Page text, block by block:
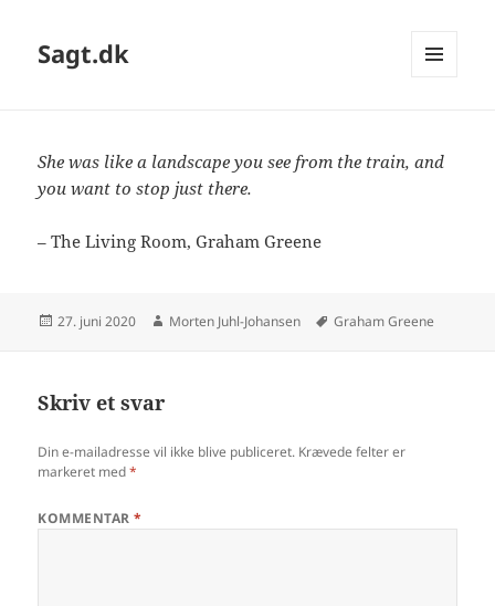
Sagt.dk
She was like a landscape you see from the train, and
you want to stop just there.
– The Living Room, Graham Greene
Udgivet
27. juni 2020 Forfatter
Morten Juhl-Johansen Tags
Graham Greene
Skriv et svar
Din e-mailadresse vil ikke blive publiceret. Krævede felter er
markeret med*
KOMMENTAR*